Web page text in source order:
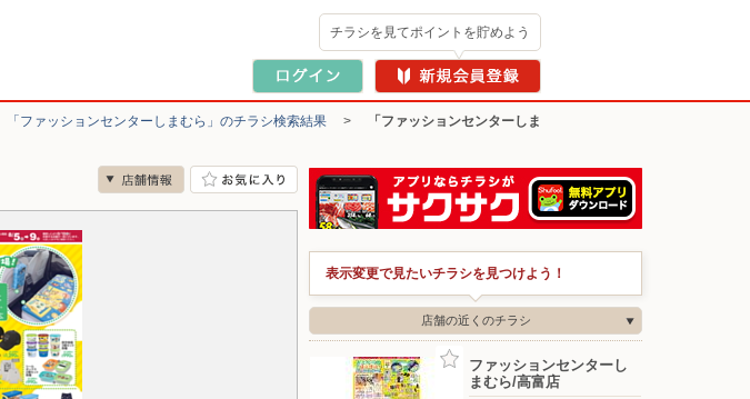
チラシを見てポイントを貯めよう
「ファッションセンターしまむら」のチラシ検索結果 >
「ファッションセンターしま
表示変更で見たいチラシを見つけよう！
店舗の近くのチラシ
ファッションセンターし
まむら/高富店